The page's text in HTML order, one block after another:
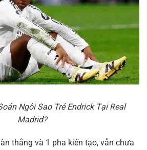
Ngôi Sao Trẻ Endrick Tại Real
Madrid?
thắng và 1 pha kiến tạo, vẫn chưa